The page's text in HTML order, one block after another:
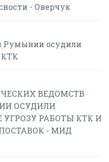
- Оверчук
Румынии осудили
КТК
ВЕДОМСТВ
ОСУДИЛИ
РАБОТЫ КТК И
- МИД